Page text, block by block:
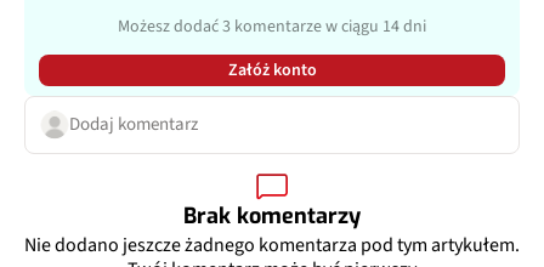
Możesz dodać 3 komentarze w ciągu 14 dni
Załóż konto
Dodaj komentarz
Brak komentarzy
Nie dodano jeszcze żadnego komentarza pod tym artykułem.